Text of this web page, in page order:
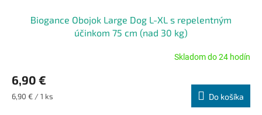
Biogance Obojok Large Dog L-XL s repelentným
účinkom 75 cm (nad 30 kg)
produktu
je
4,8
Skladom do 24 hodín
6,90 €
Jednotková
6,90 € / 1 ks Do košíka